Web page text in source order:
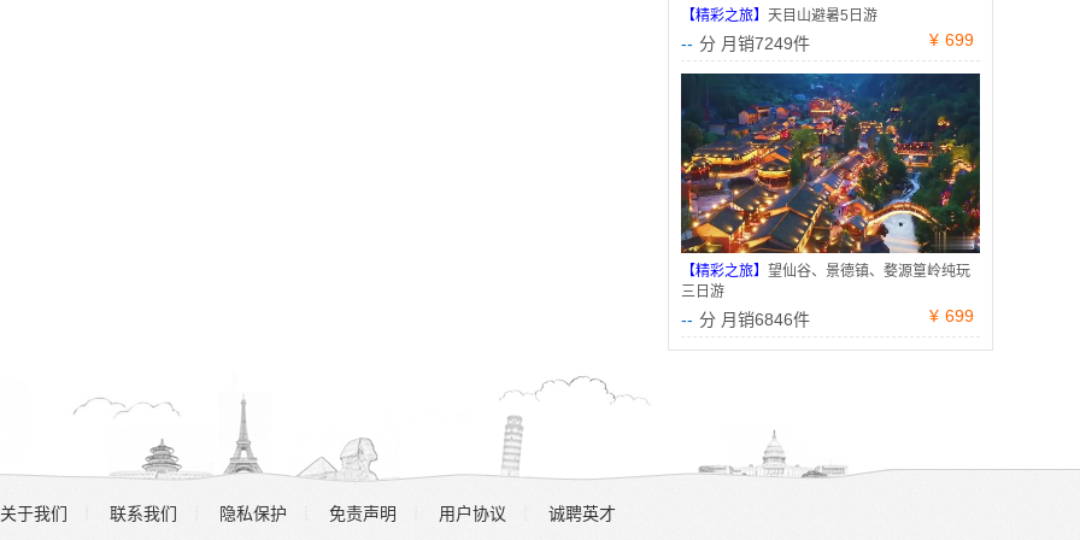
【精彩之旅】 天目山避暑5日游
-- 分 月销7249件 ¥ 699
【精彩之旅】 望仙谷、景德镇、婺源篁岭纯玩
三日游
-- 分 月销6846件 ¥ 699
关于我们 联系我们 隐私保护 免责声明 用户协议 诚聘英才